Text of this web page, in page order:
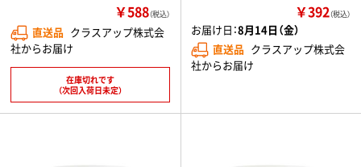
￥588（税込）
直送品 クラスアップ株式会
社からお届け
在庫切れです
（次回入荷日未定）
￥392（税込）
お届け日：8月14日（金）
直送品 クラスアップ株式会
社からお届け